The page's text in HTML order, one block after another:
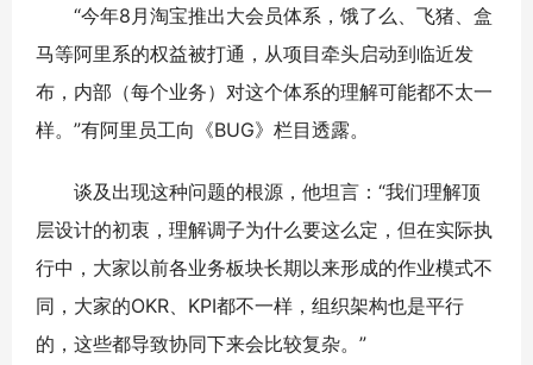
“今年8月淘宝推出大会员体系，饿了么、飞猪、盒
马等阿里系的权益被打通，从项目牵头启动到临近发
布，内部（每个业务）对这个体系的理解可能都不太一
样。”有阿里员工向《BUG》栏目透露。
谈及出现这种问题的根源，他坦言：“我们理解顶
层设计的初衷，理解调子为什么要这么定，但在实际执
行中，大家以前各业务板块长期以来形成的作业模式不
同，大家的OKR、KPI都不一样，组织架构也是平行
的，这些都导致协同下来会比较复杂。”